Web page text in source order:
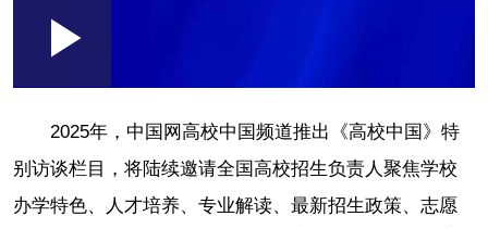
Play
Picture
2025年，中国网高校中国频道推出《高校中国》特
别访谈栏目，将陆续邀请全国高校招生负责人聚焦学校
办学特色、人才培养、专业解读、最新招生政策、志愿